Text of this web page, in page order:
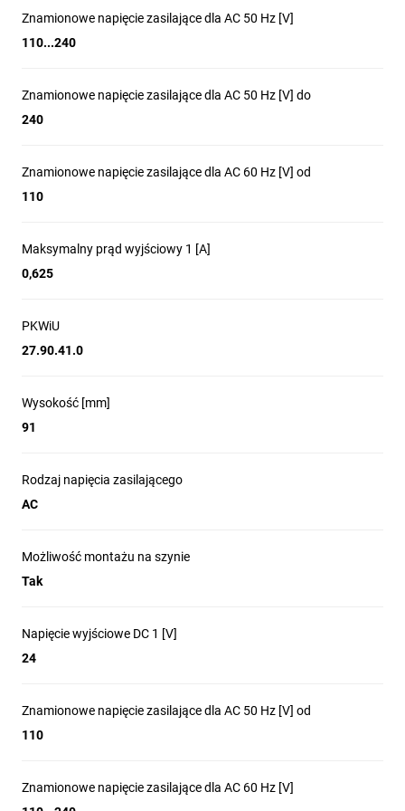
Znamionowe napięcie zasilające dla AC 50 Hz [V]
110...240
Znamionowe napięcie zasilające dla AC 50 Hz [V] do
240
Znamionowe napięcie zasilające dla AC 60 Hz [V] od
110
Maksymalny prąd wyjściowy 1 [A]
0,625
PKWiU
27.90.41.0
Wysokość [mm]
91
Rodzaj napięcia zasilającego
AC
Możliwość montażu na szynie
Tak
Napięcie wyjściowe DC 1 [V]
24
Znamionowe napięcie zasilające dla AC 50 Hz [V] od
110
Znamionowe napięcie zasilające dla AC 60 Hz [V]